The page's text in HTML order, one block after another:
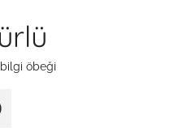
bilgi öbeği